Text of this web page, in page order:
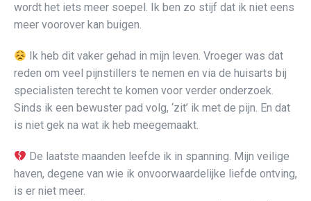
wordt het iets meer soepel. Ik ben zo stijf dat ik niet eens
meer voorover kan buigen.
Ik heb dit vaker gehad in mijn leven. Vroeger was dat
reden om veel pijnstillers te nemen en via de huisarts bij
specialisten terecht te komen voor verder onderzoek.
Sinds ik een bewuster pad volg, ‘zit’ ik met de pijn. En dat
is niet gek na wat ik heb meegemaakt.
De laatste maanden leefde ik in spanning. Mijn veilige
haven, degene van wie ik onvoorwaardelijke liefde ontving,
is er niet meer.